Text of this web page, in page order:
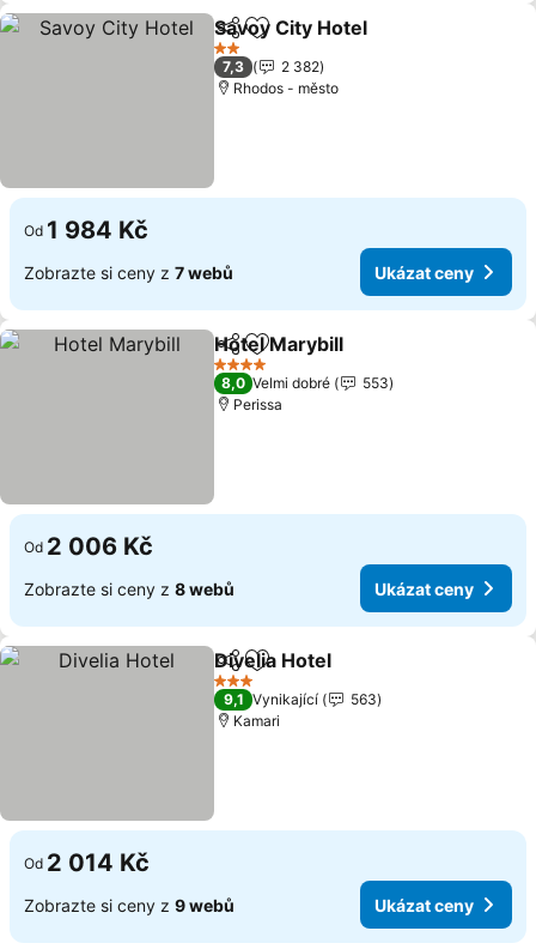
SdíletPřidat na seznam oblíbených
Savoy City Hotel
2 Počet hvězdiček
7,3
2 382
Rhodos - město
Od 1 984 Kč
Zobrazte si ceny z 7 webů Ukázat ceny
SdíletPřidat na seznam oblíbených
Hotel Marybill
4 Počet hvězdiček
8,0 Velmi dobré
553
Perissa
Od 2 006 Kč
Zobrazte si ceny z 8 webů Ukázat ceny
SdíletPřidat na seznam oblíbených
Divelia Hotel
3 Počet hvězdiček
9,1 Vynikající
563
Kamari
Od 2 014 Kč
Zobrazte si ceny z 9 webů Ukázat ceny